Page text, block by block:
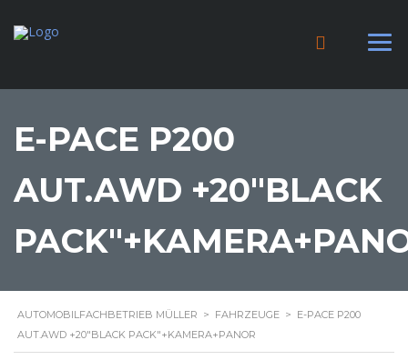
E-PACE P200
AUT.AWD +20"BLACK
AUTOMOBILFACHBETRIEB MÜLLER > FAHRZEUGE > E-PACE P200
AUT.AWD +20"BLACK PACK"+KAMERA+PANOR